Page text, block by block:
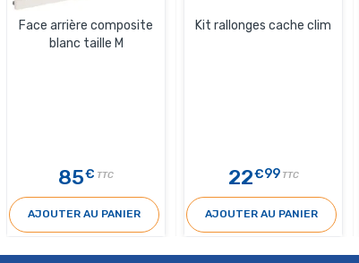
Face arrière composite
blanc taille M
85€ TTC
AJOUTER AU PANIER
Kit rallonges cache clim
22€99 TTC
AJOUTER AU PANIER